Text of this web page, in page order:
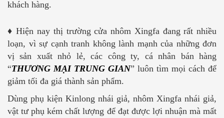
khách hàng.
♦Hiện nay thị trường cửa nhôm Xingfa đang rất nhiều
loạn, vì sự cạnh tranh không lành mạnh của những đơn
vị sản xuất nhỏ lẻ, các công ty, cá nhân bán hàng
“THƯƠNG MẠI TRUNG GIAN” luôn tìm mọi cách để
giảm tối đa giá thành sản phẩm.
Dùng phụ kiện Kinlong nhái giả, nhôm Xingfa nhái giả,
vật tư phụ kém chất lượng để đạt được lợi nhuận mà mất